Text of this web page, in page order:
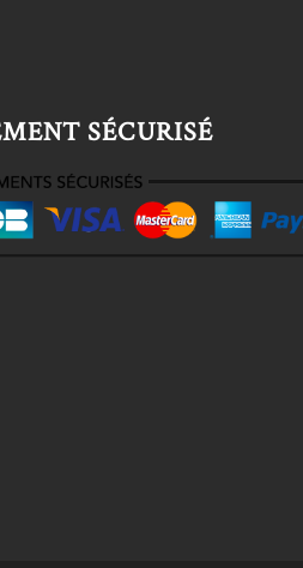
SÉCURISÉ